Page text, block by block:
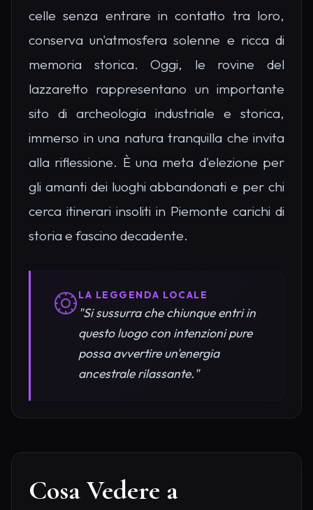
celle senza entrare in contatto tra loro,
conserva un'atmosfera solenne e ricca di
memoria storica. Oggi, le rovine del
lazzaretto rappresentano un importante
sito di archeologia industriale e storica,
immerso in una natura tranquilla che invita
alla riflessione. È una meta d'elezione per
gli amanti dei luoghi abbandonati e per chi
cerca itinerari insoliti in Piemonte carichi di
storia e fascino decadente.
LA LEGGENDA LOCALE
"Si sussurra che chiunque entri in
questo luogo con intenzioni pure
possa avvertire un'energia
ancestrale rilassante."
Cosa Vedere a